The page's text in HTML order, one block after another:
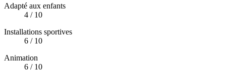
Adapté aux enfants
4 / 10
Installations sportives
6 / 10
Animation
6 / 10